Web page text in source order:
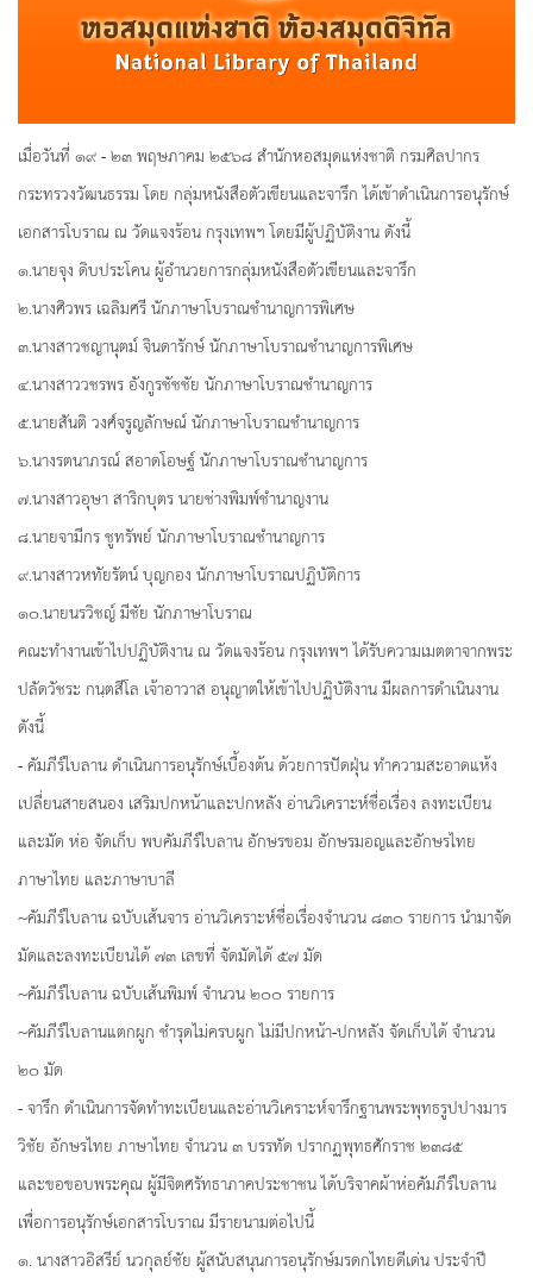
เมื่อวันที่ ๑๙ - ๒๓ พฤษภาคม ๒๕๖๘ สำนักหอสมุดแห่งชาติ กรมศิลปากร
กระทรวงวัฒนธรรม โดย กลุ่มหนังสือตัวเขียนและจารึก ได้เข้าดำเนินการอนุรักษ์
เอกสารโบราณ ณ วัดแจงร้อน กรุงเทพฯ โดยมีผู้ปฏิบัติงาน ดังนี้
๑.นายจุง ดิบประโคน ผู้อำนวยการกลุ่มหนังสือตัวเขียนและจารึก
๒.นางศิวพร เฉลิมศรี นักภาษาโบราณชำนาญการพิเศษ
๓.นางสาวชญานุตม์ จินดารักษ์ นักภาษาโบราณชำนาญการพิเศษ
๔.นางสาววชรพร อังกูรชัชชัย นักภาษาโบราณชำนาญการ
๕.นายสันติ วงศ์จรูญลักษณ์ นักภาษาโบราณชำนาญการ
๖.นางรตนาภรณ์ สอาดโอษฐ์ นักภาษาโบราณชำนาญการ
๗.นางสาวอุษา สาริกบุตร นายช่างพิมพ์ชำนาญงาน
๘.นายจามีกร ชูทรัพย์ นักภาษาโบราณชำนาญการ
๙.นางสาวหทัยรัตน์ บุญกอง นักภาษาโบราณปฏิบัติการ
๑๐.นายนรวิชญ์ มีชัย นักภาษาโบราณ
คณะทำงานเข้าไปปฏิบัติงาน ณ วัดแจงร้อน กรุงเทพฯ ได้รับความเมตตาจากพระ
ปลัดวัชระ กนฺตสีโล เจ้าอาวาส อนุญาตให้เข้าไปปฏิบัติงาน มีผลการดำเนินงาน
ดังนี้
- คัมภีร์ใบลาน ดำเนินการอนุรักษ์เบื้องต้น ด้วยการปัดฝุ่น ทำความสะอาดแห้ง
เปลี่ยนสายสนอง เสริมปกหน้าและปกหลัง อ่านวิเคราะห์ชื่อเรื่อง ลงทะเบียน
และมัด ห่อ จัดเก็บ พบคัมภีร์ใบลาน อักษรขอม อักษรมอญและอักษรไทย
ภาษาไทย และภาษาบาลี
~คัมภีร์ใบลาน ฉบับเส้นจาร อ่านวิเคราะห์ชื่อเรื่องจำนวน ๘๓๐ รายการ นำมาจัด
มัดและลงทะเบียนได้ ๗๓ เลขที่ จัดมัดได้ ๕๗ มัด
~คัมภีร์ใบลาน ฉบับเส้นพิมพ์ จำนวน ๒๐๐ รายการ
~คัมภีร์ใบลานแตกผูก ชำรุดไม่ครบผูก ไม่มีปกหน้า-ปกหลัง จัดเก็บได้ จำนวน
๒๐ มัด
- จารึก ดำเนินการจัดทำทะเบียนและอ่านวิเคราะห์จารึกฐานพระพุทธรูปปางมาร
วิชัย อักษรไทย ภาษาไทย จำนวน ๓ บรรทัด ปรากฏพุทธศักราช ๒๓๘๕
และขอขอบพระคุณ ผู้มีจิตศรัทธาภาคประชาชน ได้บริจาคผ้าห่อคัมภีร์ใบลาน
เพื่อการอนุรักษ์เอกสารโบราณ มีรายนามต่อไปนี้
๑. นางสาวอิสรีย์ นวกุลย์ชัย ผู้สนับสนุนการอนุรักษ์มรดกไทยดีเด่น ประจำปี